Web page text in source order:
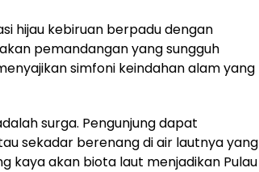
hijau kebiruan berpadu dengan
pemandangan yang sungguh
simfoni keindahan alam yang
surga. Pengunjung dapat
sekadar berenang di air lautnya yang
kaya akan biota laut menjadikan Pulau